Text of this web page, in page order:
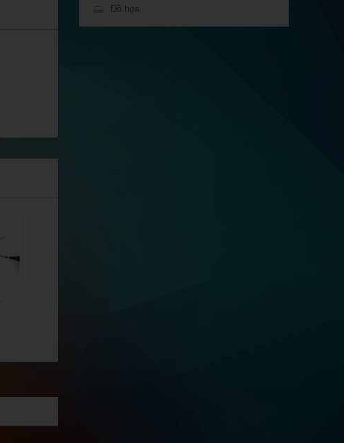
Đồ họa